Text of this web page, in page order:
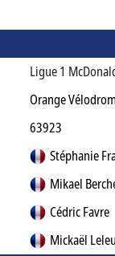
Ligue 1
Orange
63923
Stéphanie
Mikael
Cédric Favre
Mickaël Leleu